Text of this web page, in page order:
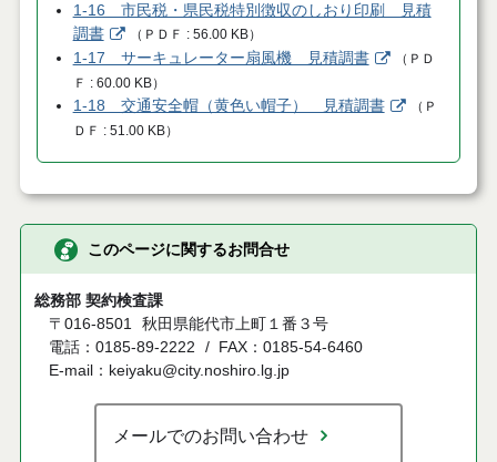
1-16 市民税・県民税特別徴収のしおり印刷 見積
調書
（ ＰＤＦ 56.00 KB）
1-17 サーキュレーター扇風機 見積調書 （ ＰＤ
Ｆ
60.00 KB）
1-18 交通安全帽（黄色い帽子） 見積調書 （ Ｐ
ＤＦ
51.00 KB）
このページに関するお問合せ
総務部 契約検査課
〒016-8501 秋田県能代市上町１番３号
電話：0185-89-2222
FAX：0185-54-6460
E-mail：keiyaku@city.noshiro.lg.jp
メールでのお問い合わせ